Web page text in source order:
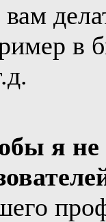
вам
в
я